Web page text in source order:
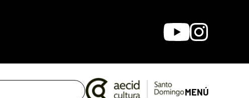
YoutubeInstagram
MENÚ